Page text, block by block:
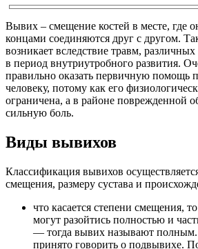
Вывих – смещение костей в месте, где
концами соединяются друг с другом.
возникает вследствие травм,
в период внутриутробного развития.
правильно оказать первичную помощь
человеку, потому как его
ограничена, а в районе поврежденной
сильную боль.
Виды вывихов
Классификация вывихов
смещения, размеру сустава и
что касается степени смещения,
могут разойтись полностью и
— тогда вывих называют полным.
принято говорить о подвывихе.